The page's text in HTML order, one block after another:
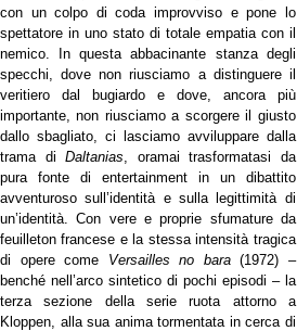
con un colpo di coda improvviso e pone lo
spettatore in uno stato di totale empatia con il
nemico. In questa abbacinante stanza degli
specchi, dove non riusciamo a distinguere il
veritiero dal bugiardo e dove, ancora più
importante, non riusciamo a scorgere il giusto
dallo sbagliato, ci lasciamo avviluppare dalla
trama diDaltanias , oramai trasformatasi da
pura fonte di entertainment in un dibattito
avventuroso sull’identità e sulla legittimità di
un’identità. Con vere e proprie sfumature da
feuilleton francese e la stessa intensità tragica
di opere come Versailles no bara(1972) –
benché nell’arco sintetico di pochi episodi – la
terza sezione della serie ruota attorno a
Kloppen, alla sua anima tormentata in cerca di